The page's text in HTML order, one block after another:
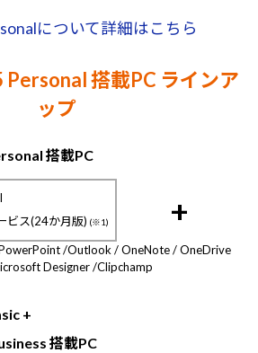
について詳細はこちら
搭載PC ラインア
ップ
搭載PC
ビス(24か月版) (※1) +
/Outlook / OneNote / OneDrive
Designer /Clipchamp
+
搭載PC